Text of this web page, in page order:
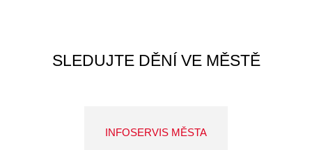
SLEDUJTE DĚNÍ VE MĚSTĚ
INFOSERVIS MĚSTA